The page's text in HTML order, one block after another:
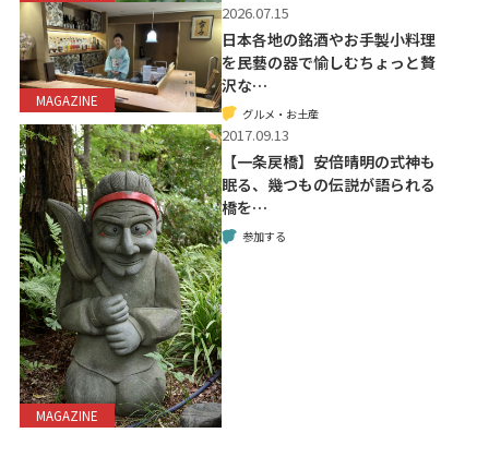
MAGAZINE
2026.07.15
日本各地の銘酒やお手製小料理
を民藝の器で愉しむちょっと贅
沢な…
グルメ・お土産
MAGAZINE
2017.09.13
【一条戻橋】安倍晴明の式神も
眠る、幾つもの伝説が語られる
橋を…
参加する